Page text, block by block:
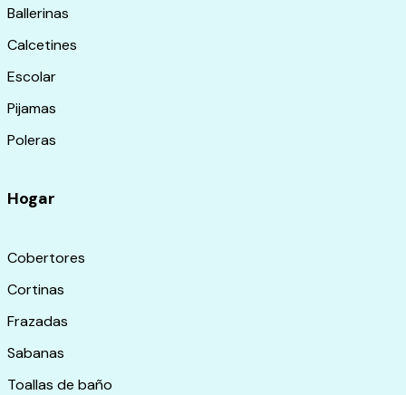
Ballerinas
Calcetines
Escolar
Pijamas
Poleras
Hogar
Cobertores
Cortinas
Frazadas
Sabanas
Toallas de baño